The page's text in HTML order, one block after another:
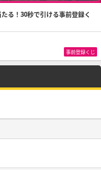
る！30秒で引ける事前登録く
事前登録くじ